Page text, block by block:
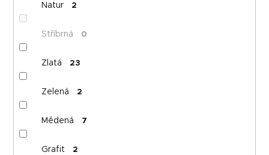
Natur 2
Stříbrná 0
Zlatá 23
Zelená 2
Mědená 7
Grafit 2